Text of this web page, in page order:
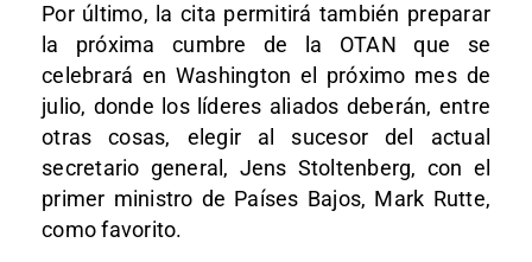
Por último, la cita permitirá también preparar
la próxima cumbre de la OTAN que se
celebrará en Washington el próximo mes de
julio, donde los líderes aliados deberán, entre
otras cosas, elegir al sucesor del actual
secretario general, Jens Stoltenberg, con el
primer ministro de Países Bajos, Mark Rutte,
como favorito.